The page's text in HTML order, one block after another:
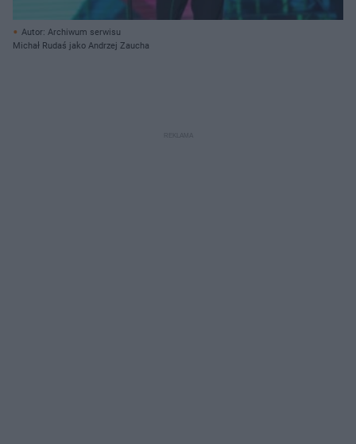
Autor: Archiwum serwisu
Michał Rudaś jako Andrzej Zaucha